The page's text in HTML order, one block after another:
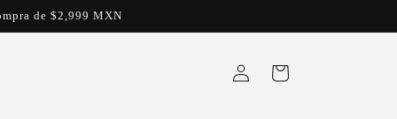
de $2,999 MXN
Iniciar
sesión
Carrito